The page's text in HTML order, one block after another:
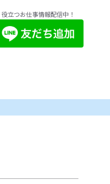
役立つお仕事情報配信中！